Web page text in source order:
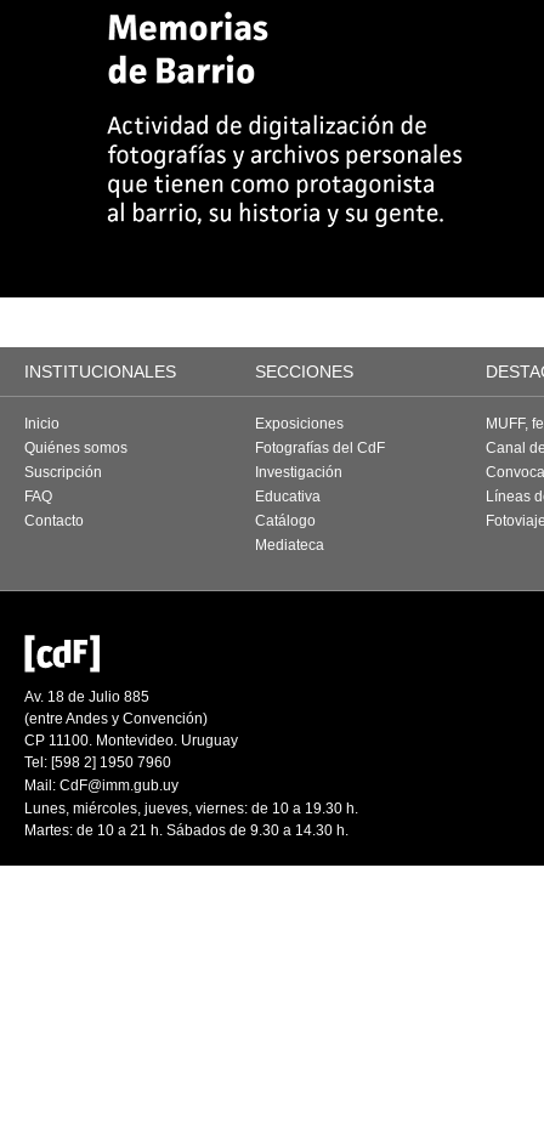
INSTITUCIONALES SECCIONES
Inicio
Quiénes somos
Suscripción
FAQ
Contacto
Exposiciones
Fotografías del CdF
Investigación
Educativa
Catálogo
Mediateca
MUFF,
Canal
Líneas
Av. 18 de Julio 885
(entre Andes y Convención)
CP 11100. Montevideo. Uruguay
Tel: [598 2] 1950 7960
Mail: CdF@imm.gub.uy
Lunes, miércoles, jueves, viernes: de 10 a 19.30 h.
Martes: de 10 a 21 h. Sábados de 9.30 a 14.30 h.